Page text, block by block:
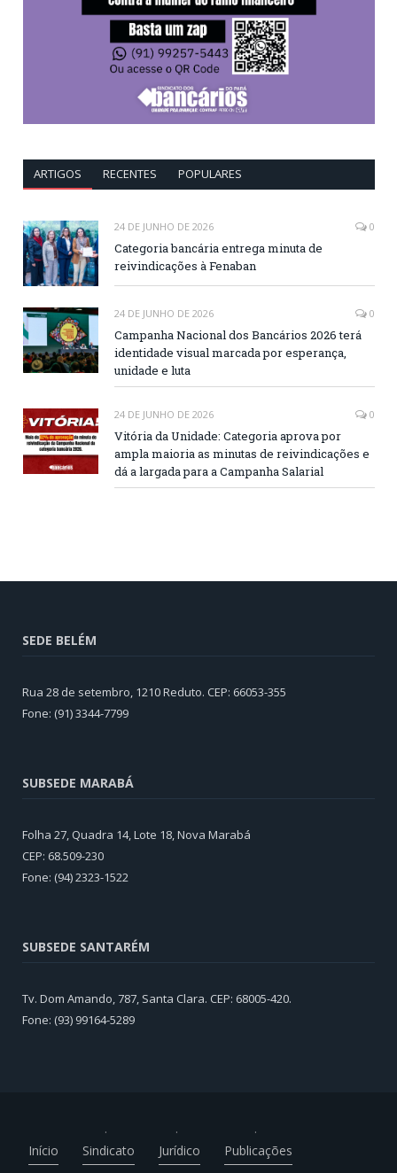
ARTIGOS RECENTES POPULARES
24 DE JUNHO DE 2026 0
Categoria bancária entrega minuta de
reivindicações à Fenaban
24 DE JUNHO DE 2026 0
Campanha Nacional dos Bancários 2026 terá
identidade visual marcada por esperança,
unidade e luta
24 DE JUNHO DE 2026 0
Vitória da Unidade: Categoria aprova por
ampla maioria as minutas de reivindicações e
dá a largada para a Campanha Salarial
SEDE BELÉM
Rua 28 de setembro, 1210 Reduto. CEP: 66053-355
Fone: (91) 3344-7799
SUBSEDE MARABÁ
Folha 27, Quadra 14, Lote 18, Nova Marabá
CEP: 68.509-230
Fone: (94) 2323-1522
SUBSEDE SANTARÉM
Tv. Dom Amando, 787, Santa Clara. CEP: 68005-420.
Fone: (93) 99164-5289
Início Sindicato Jurídico Publicações